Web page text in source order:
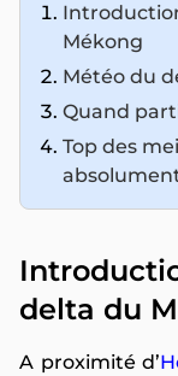
Mékong
Météo du
Quand
Top des
delta du
A proximité d’